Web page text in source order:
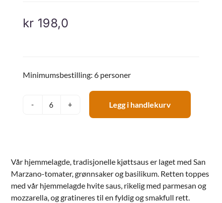
kr 198,0
Minimumsbestilling: 6 personer
Hjemmelagd
Legg i handlekurv
Vår hjemmelagde, tradisjonelle kjøttsaus er laget med San
Marzano-tomater, grønnsaker og basilikum. Retten toppes
med vår hjemmelagde hvite saus, rikelig med parmesan og
mozzarella, og gratineres til en fyldig og smakfull rett.